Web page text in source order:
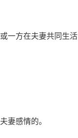
一方在夫妻共同生活
感情的。